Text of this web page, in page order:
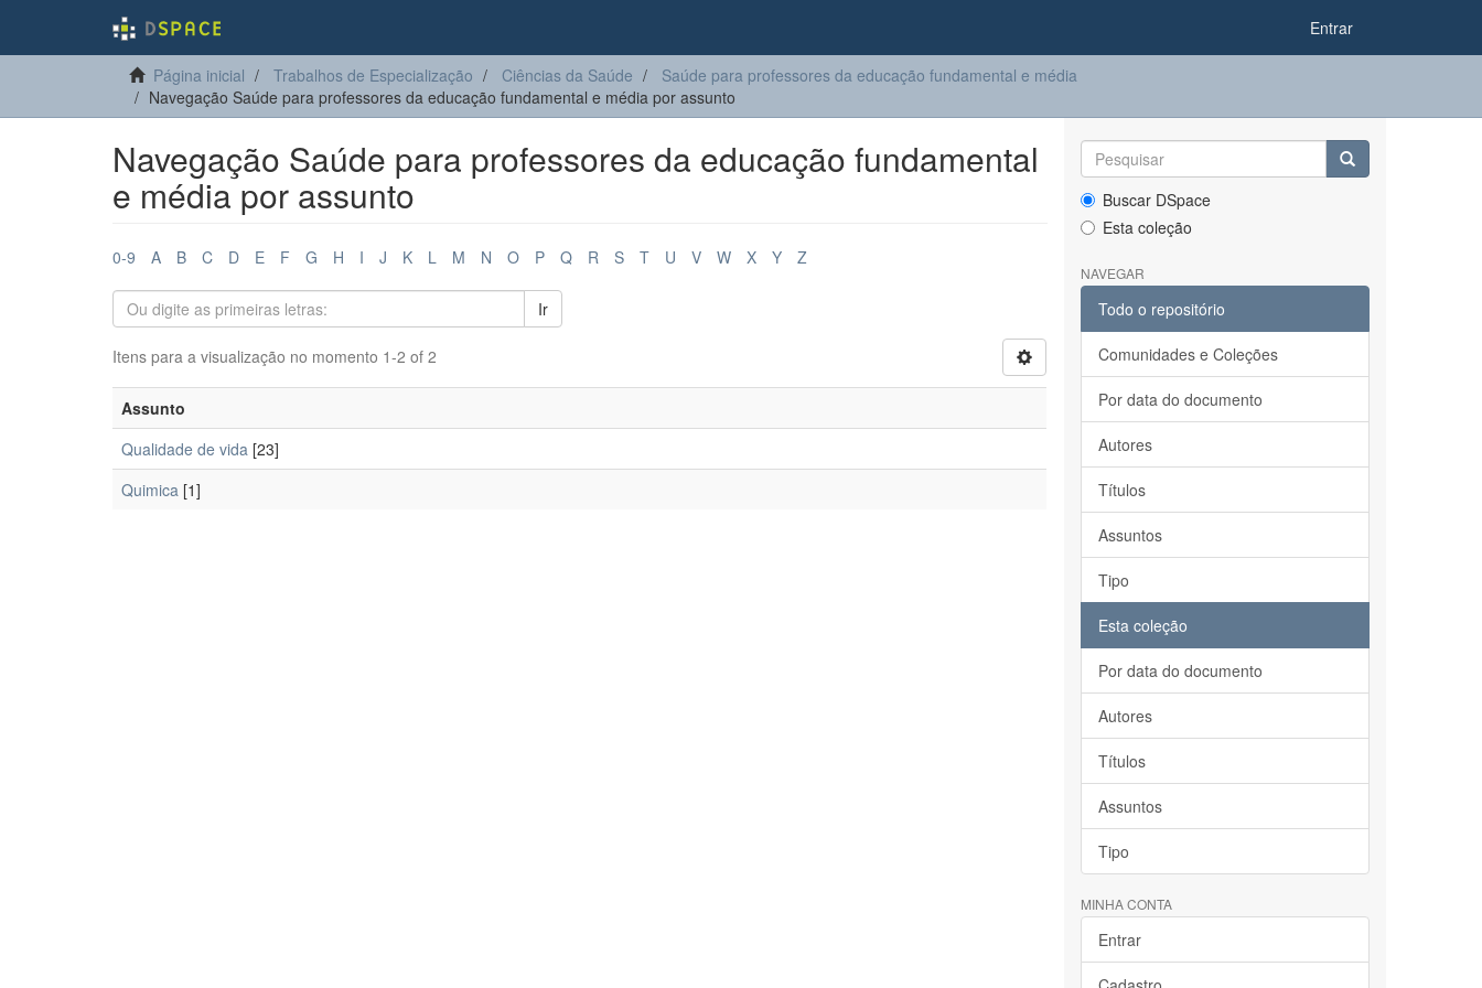
Entrar
Página inicial Trabalhos de Especialização Ciências da Saúde
Saúde para professores da educação fundamental e média
Navegação Saúde para professores da educação fundamental e média por assunto
Navegação Saúde para professores da educação fundamental
e média por assunto
0-9 A B C D E F G H I J K L M N O P Q R S T U V W X Y Z
Ir
Itens para a visualização no momento 1-2 of 2
Assunto
Qualidade de vida [23]
Quimica [1]
Buscar DSpace
Esta coleção
NAVEGAR
Todo o repositório
Comunidades e Coleções
Por data do documento
Autores
Títulos
Assuntos
Tipo
Esta coleção
Por data do documento
Autores
Títulos
Assuntos
Tipo
MINHA CONTA
Entrar